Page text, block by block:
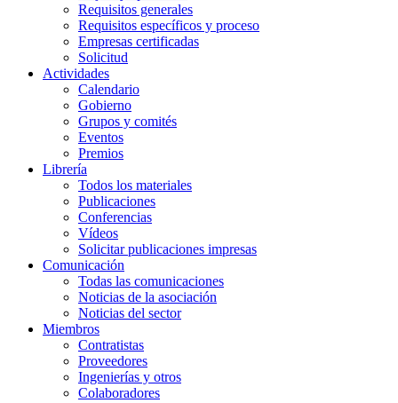
Requisitos generales
Requisitos específicos y proceso
Empresas certificadas
Solicitud
Actividades
Calendario
Gobierno
Grupos y comités
Eventos
Premios
Librería
Todos los materiales
Publicaciones
Conferencias
Vídeos
Solicitar publicaciones impresas
Comunicación
Todas las comunicaciones
Noticias de la asociación
Noticias del sector
Miembros
Contratistas
Proveedores
Ingenierías y otros
Colaboradores